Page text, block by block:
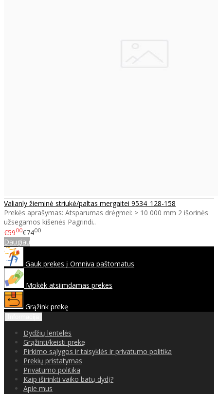
Valianly žieminė striukė/paltas mergaitei 9534_128-158
Prekės aprašymas: Atsparumas drėgmei: > 10 000 mm 2 išorinės
užsegamos kišenės Pagrindi..
€5900€7400
Daugiau
Gauk prekes į Omniva paštomatus
Mokėk atsiimdamas prekes
Grąžink prekę
Dydžių lentelės
Grąžinti/keisti prekę
Pirkimo sąlygos ir taisyklės ir privatumo politika
Prekių pristatymas
Privatumo politika
Kaip iširinkti vaiko batų dydį?
Apie mus